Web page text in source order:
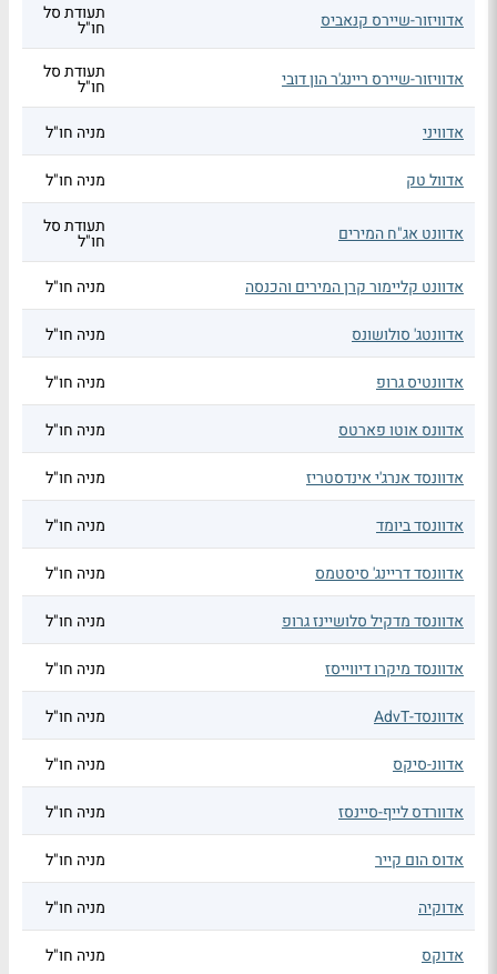
אדוויזור-שיירס קנאביס תעודת סל
חו"ל
אדוויזור-שיירס ריינג'ר הון דובי תעודת סל
חו"ל
אדוויני
מניה חו"ל
אדוול טק מניה חו"ל
אדוונט אג"ח המירים תעודת סל
חו"ל
אדוונט קליימור קרן המירים והכנסה
מניה חו"ל
אדוונטג' סולושונס מניה חו"ל
אדוונטיס גרופ מניה חו"ל
אדוונס אוטו פארטס מניה חו"ל
אדוונסד אנרג'י אינדסטריז מניה חו"ל
אדוונסד ביומד מניה חו"ל
אדוונסד דריינג' סיסטמס מניה חו"ל
אדוונסד מדקיל סלושיינז גרופ מניה חו"ל
אדוונסד מיקרו דיווייסז מניה חו"ל
אדוונסד-AdvT מניה חו"ל
אדוונ-סיקס מניה חו"ל
אדוורדס לייף-סיינסז מניה חו"ל
אדוס הום קייר מניה חו"ל
אדוקיה מניה חו"ל
אדוקס מניה חו"ל